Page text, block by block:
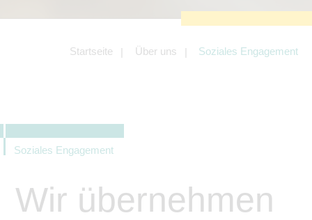
Startseite Über uns Soziales Engagement
Soziales Engagement
Wir übernehmen
Angebotes einschließlich der
Angeboten von z.B. Facebook und
LinkedIn.
können.